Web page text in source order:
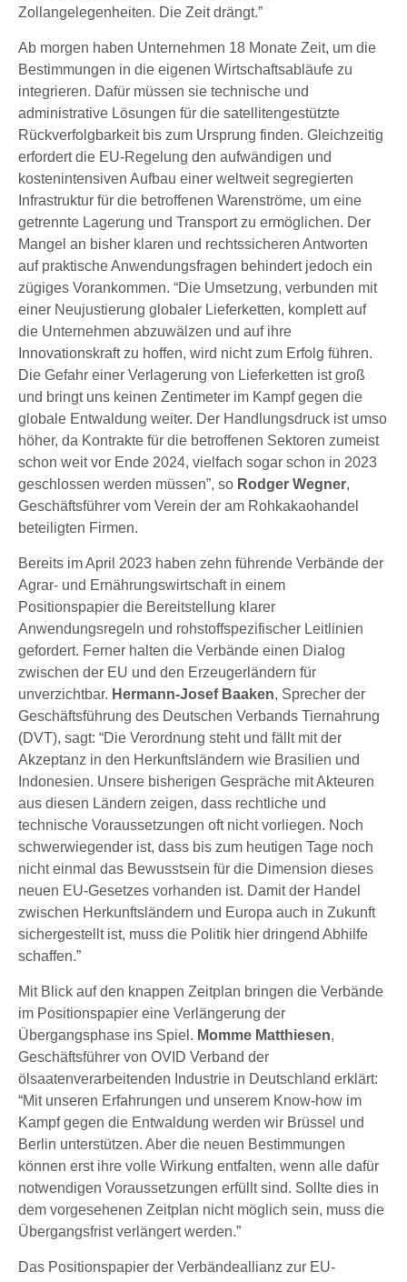
Zollangelegenheiten. Die Zeit drängt.”
Ab morgen haben Unternehmen 18 Monate Zeit, um die
Bestimmungen in die eigenen Wirtschaftsabläufe zu
integrieren. Dafür müssen sie technische und
administrative Lösungen für die satellitengestützte
Rückverfolgbarkeit bis zum Ursprung finden. Gleichzeitig
erfordert die EU-Regelung den aufwändigen und
kostenintensiven Aufbau einer weltweit segregierten
Infrastruktur für die betroffenen Warenströme, um eine
getrennte Lagerung und Transport zu ermöglichen. Der
Mangel an bisher klaren und rechtssicheren Antworten
auf praktische Anwendungsfragen behindert jedoch ein
zügiges Vorankommen. “Die Umsetzung, verbunden mit
einer Neujustierung globaler Lieferketten, komplett auf
die Unternehmen abzuwälzen und auf ihre
Innovationskraft zu hoffen, wird nicht zum Erfolg führen.
Die Gefahr einer Verlagerung von Lieferketten ist groß
und bringt uns keinen Zentimeter im Kampf gegen die
globale Entwaldung weiter. Der Handlungsdruck ist umso
höher, da Kontrakte für die betroffenen Sektoren zumeist
schon weit vor Ende 2024, vielfach sogar schon in 2023
geschlossen werden müssen”, so Rodger Wegner,
Geschäftsführer vom Verein der am Rohkakaohandel
beteiligten Firmen.
Bereits im April 2023 haben zehn führende Verbände der
Agrar- und Ernährungswirtschaft in einem
Positionspapier die Bereitstellung klarer
Anwendungsregeln und rohstoffspezifischer Leitlinien
gefordert. Ferner halten die Verbände einen Dialog
zwischen der EU und den Erzeugerländern für
unverzichtbar. Hermann-Josef Baaken, Sprecher der
Geschäftsführung des Deutschen Verbands Tiernahrung
(DVT), sagt: “Die Verordnung steht und fällt mit der
Akzeptanz in den Herkunftsländern wie Brasilien und
Indonesien. Unsere bisherigen Gespräche mit Akteuren
aus diesen Ländern zeigen, dass rechtliche und
technische Voraussetzungen oft nicht vorliegen. Noch
schwerwiegender ist, dass bis zum heutigen Tage noch
nicht einmal das Bewusstsein für die Dimension dieses
neuen EU-Gesetzes vorhanden ist. Damit der Handel
zwischen Herkunftsländern und Europa auch in Zukunft
sichergestellt ist, muss die Politik hier dringend Abhilfe
schaffen.”
Mit Blick auf den knappen Zeitplan bringen die Verbände
im Positionspapier eine Verlängerung der
Übergangsphase ins Spiel. Momme Matthiesen,
Geschäftsführer von OVID Verband der
ölsaatenverarbeitenden Industrie in Deutschland erklärt:
“Mit unseren Erfahrungen und unserem Know-how im
Kampf gegen die Entwaldung werden wir Brüssel und
Berlin unterstützen. Aber die neuen Bestimmungen
können erst ihre volle Wirkung entfalten, wenn alle dafür
notwendigen Voraussetzungen erfüllt sind. Sollte dies in
dem vorgesehenen Zeitplan nicht möglich sein, muss die
Übergangsfrist verlängert werden.”
Das Positionspapier der Verbändeallianz zur EU-